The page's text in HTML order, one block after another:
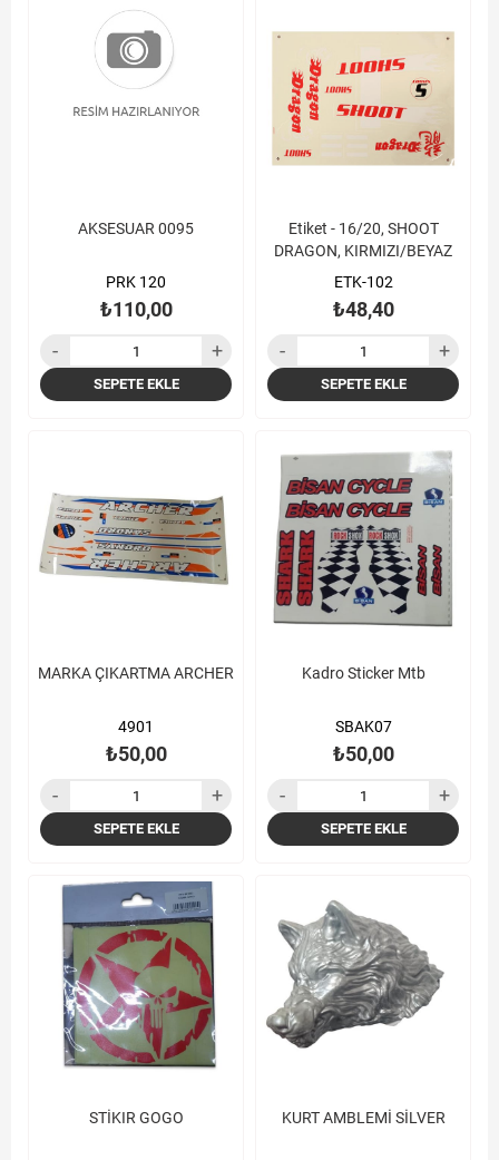
AKSESUAR 0095
PRK 120
₺110,00
SEPETE EKLE
Etiket - 16/20, SHOOT
DRAGON, KIRMIZI/BEYAZ
ETK-102
₺48,40
SEPETE EKLE
MARKA ÇIKARTMA ARCHER
4901
₺50,00
SEPETE EKLE
Kadro Sticker Mtb
SBAK07
₺50,00
SEPETE EKLE
STİKIR GOGO KURT AMBLEMİ SİLVER